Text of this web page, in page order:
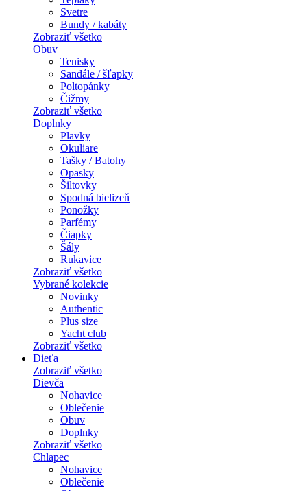
Svetre
Bundy / kabáty
Zobraziť všetko
Obuv
Tenisky
Sandále / šľapky
Poltopánky
Čižmy
Zobraziť všetko
Doplnky
Plavky
Okuliare
Tašky / Batohy
Opasky
Šiltovky
Spodná bielizeň
Ponožky
Parfémy
Čiapky
Šály
Rukavice
Zobraziť všetko
Vybrané kolekcie
Novinky
Authentic
Plus size
Yacht club
Zobraziť všetko
Dieťa
Zobraziť všetko
Dievča
Nohavice
Oblečenie
Obuv
Doplnky
Zobraziť všetko
Chlapec
Nohavice
Oblečenie